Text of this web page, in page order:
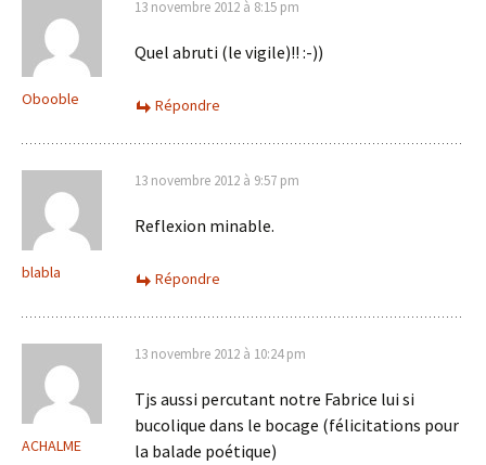
Obooble
13 novembre 2012 à 8:15 pm
Quel abruti (le vigile)!! :-))
Répondre
blabla
13 novembre 2012 à 9:57 pm
Reflexion minable.
Répondre
ACHALME
13 novembre 2012 à 10:24 pm
Tjs aussi percutant notre Fabrice lui si
bucolique dans le bocage (félicitations pour
la balade poétique)